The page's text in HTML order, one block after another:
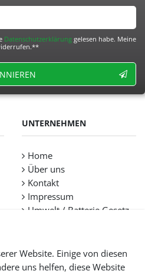
Website. Einige von diesen
uns helfen, diese Website
Daten­schutz­erklärunggelesen habe. Meine
UNTERNEHMEN
Home
Über uns
Kontakt
Impressum
Umwelt / Batterie Gesetz